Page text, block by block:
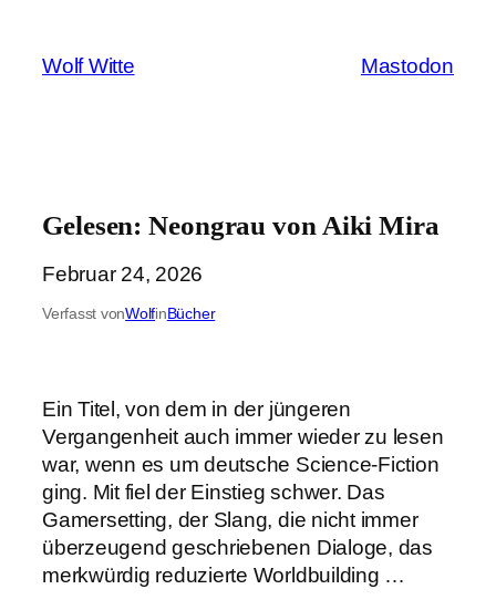
springen
Wolf Witte Mastodon
Gelesen: Neongrau von Aiki Mira
Februar 24, 2026
Verfasst vonWolfinBücher
Ein Titel, von dem in der jüngeren
Vergangenheit auch immer wieder zu lesen
war, wenn es um deutsche Science-Fiction
ging. Mit fiel der Einstieg schwer. Das
Gamersetting, der Slang, die nicht immer
überzeugend geschriebenen Dialoge, das
merkwürdig reduzierte Worldbuilding …